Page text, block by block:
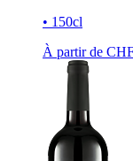
• 150cl
À partir de